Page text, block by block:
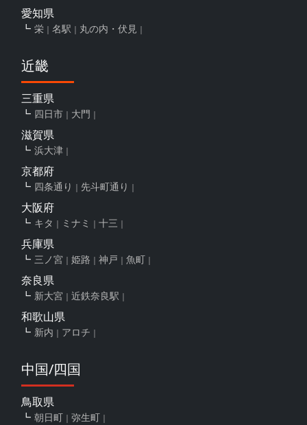
愛知県
栄 名駅 丸の内・伏見
近畿
三重県
四日市 大門
滋賀県
浜大津
京都府
四条通り 先斗町通り
大阪府
キタ ミナミ 十三
兵庫県
三ノ宮 姫路 神戸 魚町
奈良県
新大宮 近鉄奈良駅
和歌山県
新内 アロチ
中国/四国
鳥取県
朝日町 弥生町